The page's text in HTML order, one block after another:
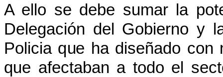
A ello se debe sumar la
Delegación del Gobierno y
Policia que ha diseñado con
que afectaban a todo el